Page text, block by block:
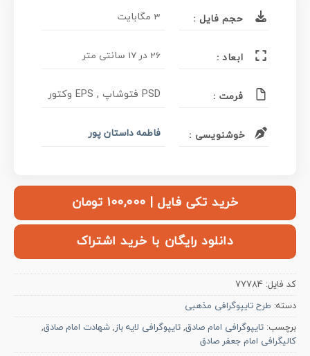
حجم فایل : 3 مگابایت
ابعاد : 26 در 17 سانتی متر
فرمت : PSD فتوشاپ , EPS وکتور
خوشنویسی : فاطمه داستان پور
خرید تکی فایل | ۱۰۰,۰۰۰ تومان
دانلود رایگان با خرید اشتراک
کد فایل: 77784
دسته: طرح تایپوگرافی مذهبی
برچسب: تایپوگرافی امام صادق, تایپوگرافی لایه باز, شهادت امام صادق,
کالیگرافی امام جعفر صادق